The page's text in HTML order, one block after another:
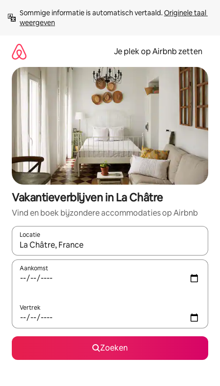
direct
naar
Sommige informatie is automatisch vertaald. Originele taal
weergeven
Je plek op Airbnb zetten
Vakantieverblijven in La Châtre
Vind en boek bijzondere accommodaties op Airbnb
Locatie
Wanneer er resultaten beschikbaar zijn, maak je een keuze
Aankomst
Vertrek
Zoeken